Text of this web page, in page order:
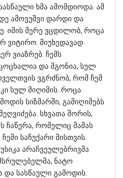
ხმა ამომდიოდა. ამ
ამოვუშვი დარდი და
იმის მერე ვცდილობ, როცა
ვიტირო. მიუხედავად
ვიაზრებ. ჩემს
და მგონია, სულ
ვგრძნობ, რომ ჩემ
სულ მიღიმის. როცა
სიზმარში, გამიღიმებს
სხვათა შორის,
ჩაწერა, რომელიც მამას
საჩუქარი მისთვის.
არაჩვეულებრივმა
ნატო
სასწაული გამოდის.